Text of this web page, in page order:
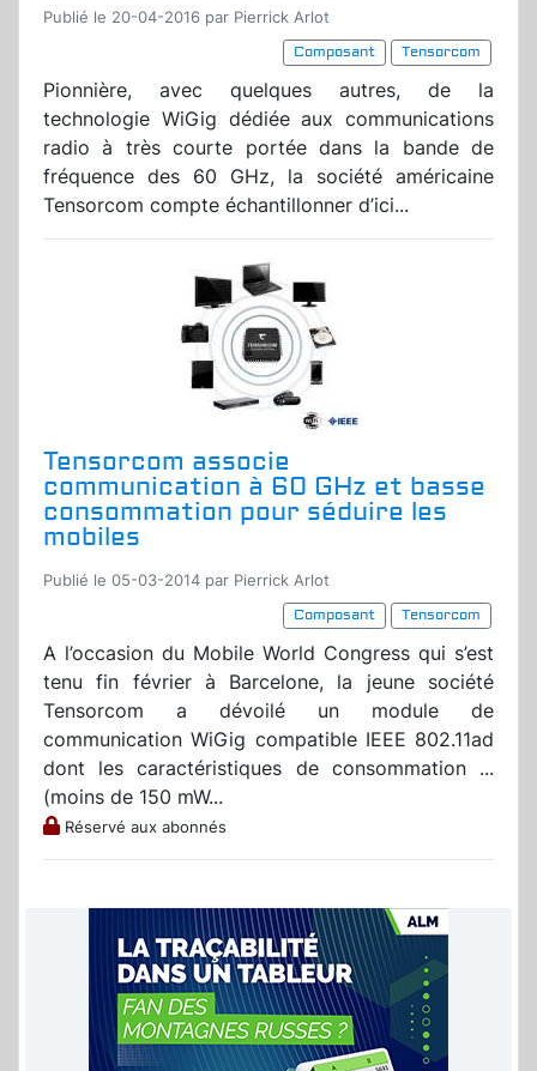
Publié le 20-04-2016 par Pierrick Arlot
Composant
Tensorcom
Pionnière, avec quelques autres, de la
technologie WiGig dédiée aux communications
radio à très courte portée dans la bande de
fréquence des 60 GHz, la société américaine
Tensorcom compte échantillonner d’ici...
Tensorcom associe
communication à 60 GHz et basse
consommation pour séduire les
mobiles
Publié le 05-03-2014 par Pierrick Arlot
Composant
Tensorcom
A l’occasion du Mobile World Congress qui s’est
tenu fin février à Barcelone, la jeune société
Tensorcom a dévoilé un module de
communication WiGig compatible IEEE 802.11ad
dont les caractéristiques de consommation ...
(moins de 150 mW...
Réservé aux abonnés